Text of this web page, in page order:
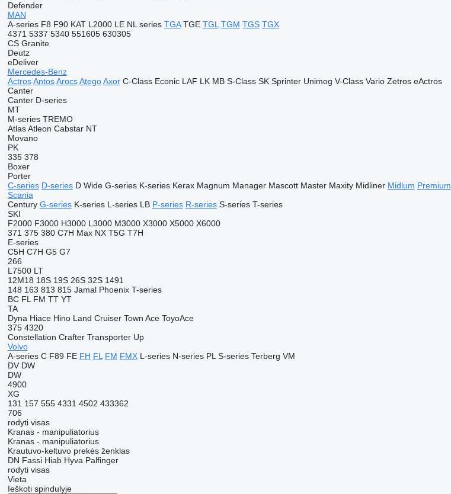
Defender
MAN
A-series F8 F90 KAT L2000 LE NL series TGA TGE TGL TGM TGS TGX
4371 5337 5340 551605 630305
CS Granite
Deutz
eDeliver
Mercedes-Benz
Actros Antos Arocs Atego Axor C-Class Econic LAF LK MB S-Class SK Sprinter Unimog V-Class Vario Zetros eActros
Canter
Canter D-series
MT
M-series TREMO
Atlas Atleon Cabstar NT
Movano
PK
335 378
Boxer
Porter
C-series D-series D Wide G-series K-series Kerax Magnum Manager Mascott Master Maxity Midliner Midlum Premium
Scania
Century G-series K-series L-series LB P-series R-series S-series T-series
SKI
F2000 F3000 H3000 L3000 M3000 X3000 X5000 X6000
371 375 380 C7H Max NX T5G T7H
E-series
C5H C7H G5 G7
266
L7500 LT
12M18 18S 19S 26S 32S 1491
148 163 813 815 Jamal Phoenix T-series
BC FL FM TT YT
TA
Dyna Hiace Hino Land Cruiser Town Ace ToyoAce
375 4320
Constellation Crafter Transporter Up
Volvo
A-series C F89 FE FH FL FM FMX L-series N-series PL S-series Terberg VM
DV DW
DW
4900
XG
131 157 555 4331 4502 433362
706
rodyti visas
Kranas - manipuliatorius
Kranas - manipuliatorius
Krautuvo-keltuvo prekės ženklas
DN Fassi Hiab Hyva Palfinger
rodyti visas
Vieta
Ieškoti spindulyje